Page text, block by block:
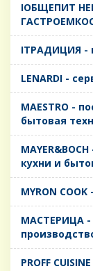
IОБЩЕПИТ
IТРАДИЦИЯ -
LENARDI -
MAESTRO -
бытовая
кухни и
MYRON
MАСТЕРИЦА
PROFF